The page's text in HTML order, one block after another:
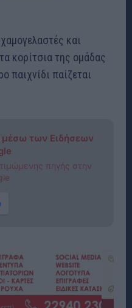
και
κορίτσια της ομάδας
παιχνίδι παίζεται
μέσω των Ειδήσεων
πηγής στην